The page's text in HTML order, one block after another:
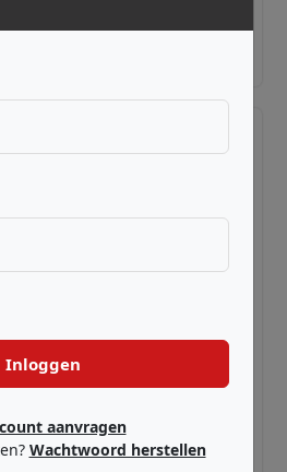
Inloggen
aanvragen
Wachtwoord herstellen